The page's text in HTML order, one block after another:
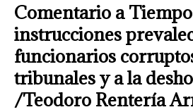
Comentario a
instrucciones
funcionarios
tribunales y a la
/Teodoro Rentería